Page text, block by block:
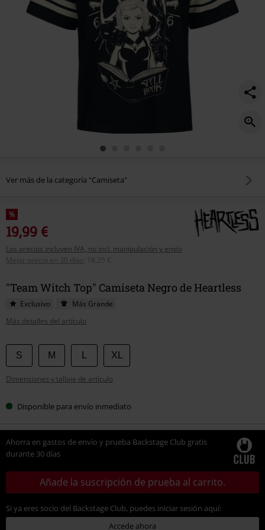
Ver más de la categoría "Camiseta"
%
19,99 €
Los precios incluyen IVA, no incl. manipulación y envío
Mejor precio en 30 días
18,35 €
"Team Witch Top" Camiseta Negro de Heartless
Exclusivo
Más Grande
Más detalles del artículo
Elige
tu
talla
S M XL
Dimensiones y tallaje de artículo
Disponible para envío inmediato
Ahorra en gastos de envío y prueba Backstage Club gratis
durante 30 días
Añade la suscripción de prueba al carrito.
Si ya eres socio del Backstage Club, puedes iniciar sesión aquí:
Accede ahora